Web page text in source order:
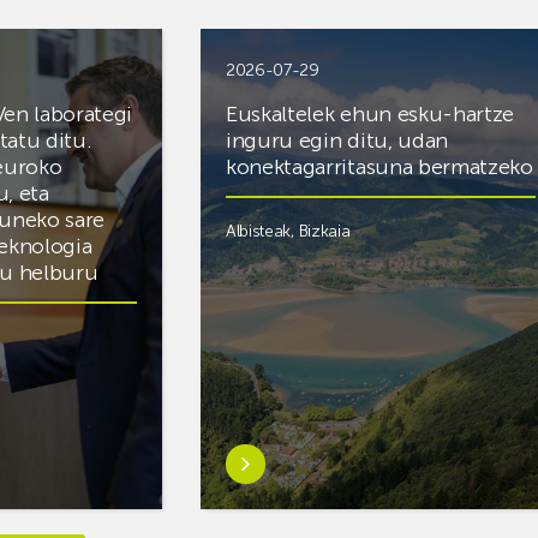
laborategi
ditu.
eta
sare
helburu
2026-07-29
Euskaltelek ehun esku-hartze
inguru egin ditu, udan
konektagarritasuna bermatzeko
Albisteak, Bizkaia
Ezagutu
gehiago:Euskaltelek
ehun